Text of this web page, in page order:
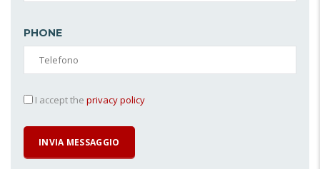
PHONE
I accept the privacy policy